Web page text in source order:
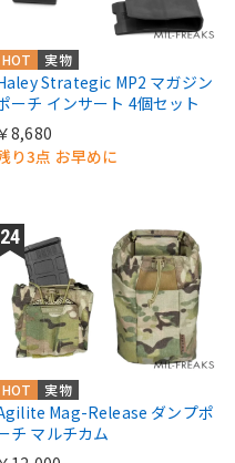
実物
HOT
Strategic MP2 マガジン
ーチ インサート 4個セット
8,680
り3点 お早めに
実物
HOT
Mag-Release ダンプポ
チ マルチカム